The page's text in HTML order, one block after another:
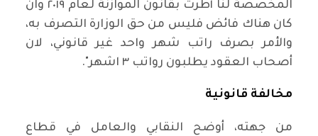
المخصصة لنا أطرت بقانون الموازنة لعام ٢٠١٩ وان
كان هناك فائض فليس من حق الوزارة التصرف به،
والأمر بصرف راتب شهر واحد غير قانوني، لان
أصحاب العقود يطلبون رواتب ٣ اشهر".
مخالفة قانونية
من جهته، أوضح النقابي والعامل في قطاع